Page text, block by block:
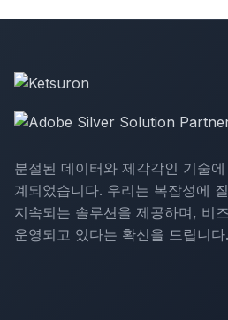
분절된 데이터와 제각각인 기술
계되었습니다. 우리는 복잡성에
지속되는 솔루션을 제공하며, 비
운영되고 있다는 확신을 드립니다.